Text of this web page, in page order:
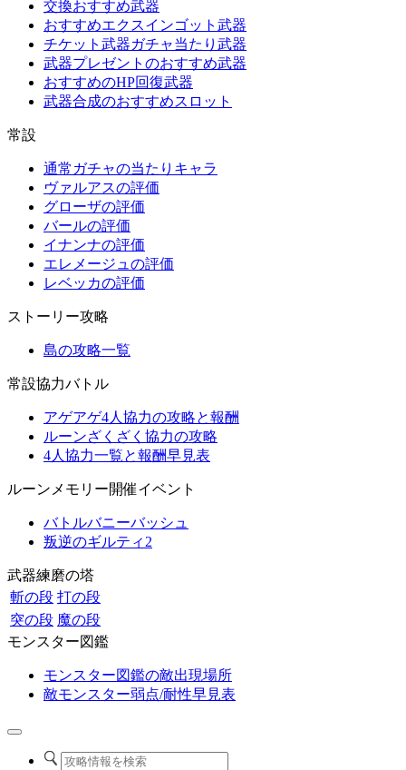
交換おすすめ武器
おすすめエクスインゴット武器
チケット武器ガチャ当たり武器
武器プレゼントのおすすめ武器
おすすめのHP回復武器
武器合成のおすすめスロット
常設
通常ガチャの当たりキャラ
ヴァルアスの評価
グローザの評価
バールの評価
イナンナの評価
エレメージュの評価
レベッカの評価
ストーリー攻略
島の攻略一覧
常設協力バトル
アゲアゲ4人協力の攻略と報酬
ルーンざくざく協力の攻略
4人協力一覧と報酬早見表
ルーンメモリー開催イベント
バトルバニーバッシュ
叛逆のギルティ2
武器練磨の塔
斬の段 打の段
突の段 魔の段
モンスター図鑑
モンスター図鑑の敵出現場所
敵モンスター弱点/耐性早見表